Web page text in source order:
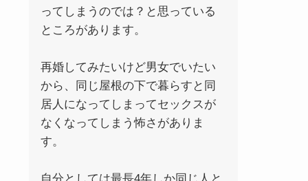
ってしまうのでは？と思っている
ところがあります。
再婚してみたいけど男女でいたい
から、同じ屋根の下で暮らすと同
居人になってしまってセックスが
なくなってしまう怖さがありま
す。